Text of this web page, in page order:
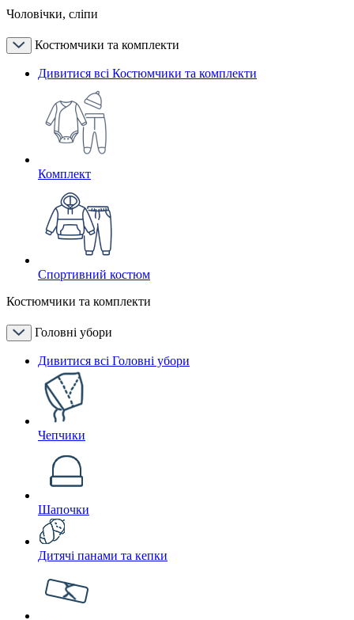
Чоловічки, сліпи
Костюмчики та комплекти
Дивитися всі Костюмчики та комплекти
Комплект
Спортивний костюм
Костюмчики та комплекти
Головні убори
Дивитися всі Головні убори
Чепчики
Шапочки
Дитячі панами та кепки